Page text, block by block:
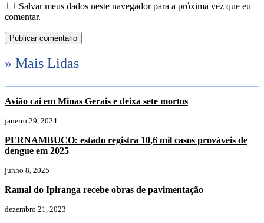
Salvar meus dados neste navegador para a próxima vez que eu
comentar.
» Mais Lidas
Avião cai em Minas Gerais e deixa sete mortos
janeiro 29, 2024
PERNAMBUCO: estado registra 10,6 mil casos prováveis de
dengue em 2025
junho 8, 2025
Ramal do Ipiranga recebe obras de pavimentação
dezembro 21, 2023